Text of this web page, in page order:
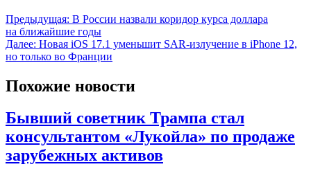
Предыдущая: В России назвали коридор курса доллара
на ближайшие годы
Далее: Новая iOS 17.1 уменьшит SAR-излучение в iPhone 12,
но только во Франции
Похожие новости
Бывший советник Трампа стал
консультантом «Лукойла» по продаже
зарубежных активов